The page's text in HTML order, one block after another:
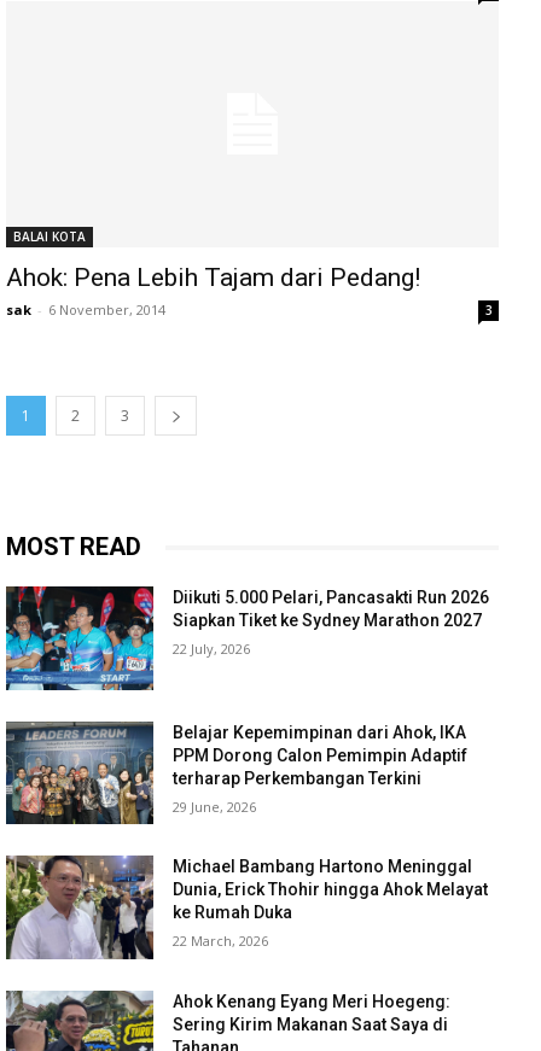
BALAI KOTA
Ahok: Pena Lebih Tajam dari Pedang!
sak - 6 November, 2014 3
1 2 3
MOST READ
Diikuti 5.000 Pelari, Pancasakti Run 2026
Siapkan Tiket ke Sydney Marathon 2027
22 July, 2026
Belajar Kepemimpinan dari Ahok, IKA
PPM Dorong Calon Pemimpin Adaptif
terharap Perkembangan Terkini
29 June, 2026
Michael Bambang Hartono Meninggal
Dunia, Erick Thohir hingga Ahok Melayat
ke Rumah Duka
22 March, 2026
Ahok Kenang Eyang Meri Hoegeng:
Sering Kirim Makanan Saat Saya di